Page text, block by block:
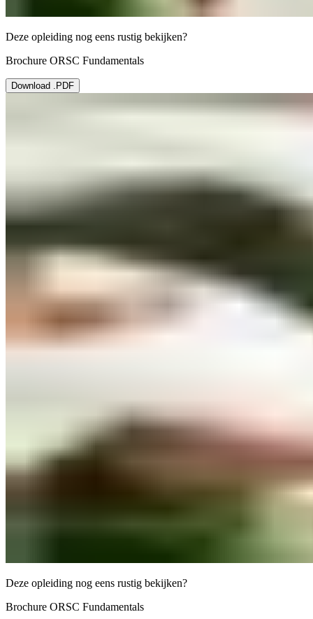
Deze opleiding nog eens rustig bekijken?
Brochure ORSC Fundamentals
Download .PDF
Deze opleiding nog eens rustig bekijken?
Brochure ORSC Fundamentals